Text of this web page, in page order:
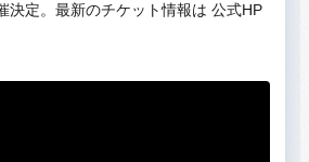
決定。最新のチケット情報は 公式HP